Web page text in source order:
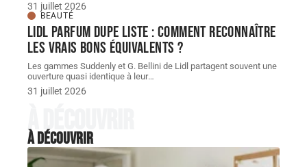
31 juillet 2026
BEAUTÉ
Lidl parfum dupe Liste : comment reconnaître
les vrais bons équivalents ?
Les gammes Suddenly et G. Bellini de Lidl partagent souvent une
ouverture quasi identique à leur…
31 juillet 2026
À découvrir
À découvrir